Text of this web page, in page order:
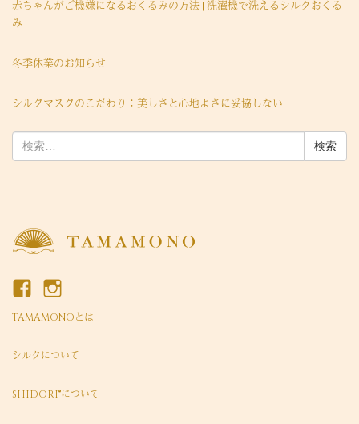
赤ちゃんがご機嫌になるおくるみの方法 | 洗濯機で洗えるシルクおくる
み
冬季休業のお知らせ
シルクマスクのこだわり：美しさと心地よさに妥協しない
索:
TAMAMONOとは
シルクについて
SHIDORI®について